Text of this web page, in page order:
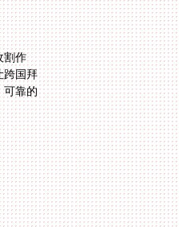
割作
国拜
靠的